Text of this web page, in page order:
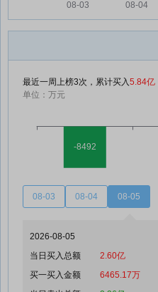
最近一周上榜3次，累计买入5.84亿
单位：万元
08-03 08-04 08-05
2026-08-05
当日买入总额
2.60亿
买一买入金额
6465.17万